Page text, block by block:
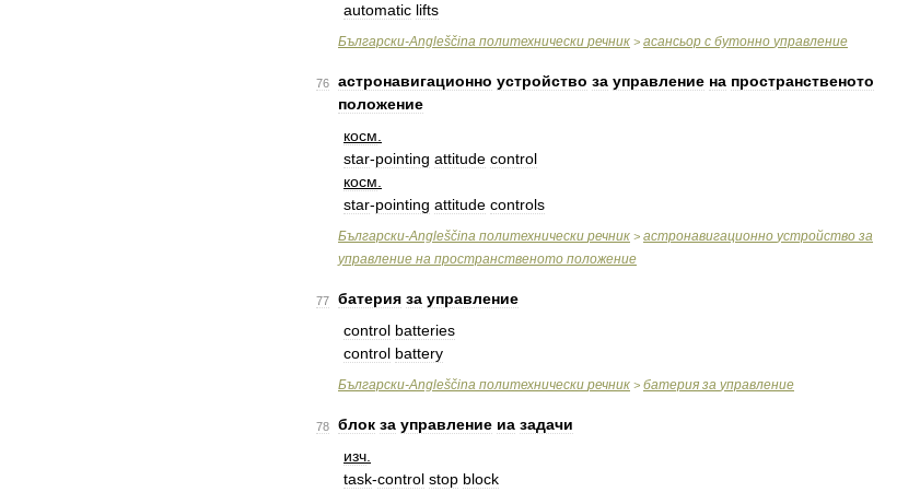
automatic lifts
Български-Angleščina политехнически речник > асансьор с бутонно управление
76 астронавигационно устройство за управление на пространственото
положение
косм
star-pointing attitude control
косм
star-pointing attitude controls
Български-Angleščina политехнически речник > астронавигационно устройство за
управление на пространственото положение
77 батерия за управление
control batteries
control battery
Български-Angleščina политехнически речник > батерия за управление
78 блок за управление иа задачи
изч
task-control stop block